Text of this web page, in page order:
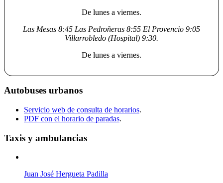
De lunes a viernes.
Las Mesas 8:45 Las Pedroñeras 8:55 El Provencio 9:05
Villarrobledo (Hospital) 9:30.
De lunes a viernes.
Autobuses urbanos
Servicio web de consulta de horarios.
PDF con el horario de paradas.
Taxis y ambulancias
Juan José Hergueta Padilla